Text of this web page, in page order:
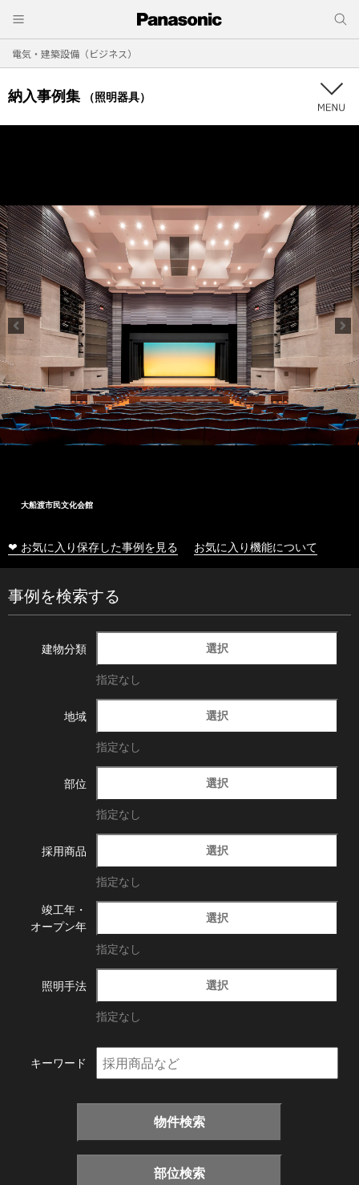
電気・建築設備（ビジネス）
納入事例集 （照明器具）
大船渡市民文化会館
❤ お気に入り保存した事例を見る お気に入り機能について
事例を検索する
建物分類 選択
指定なし
地域 選択
指定なし
部位 選択
指定なし
採用商品 選択
指定なし
竣工年・
オープン年
選択
指定なし
照明手法 選択
指定なし
キーワード
物件検索
部位検索